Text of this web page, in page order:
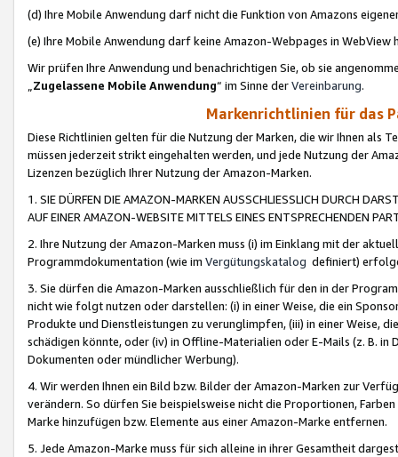
(d) Ihre Mobile Anwendung darf nicht die Funktion von Amazons
(e) Ihre Mobile Anwendung darf keine Amazon-Webpages in WebView
Wir prüfen Ihre Anwendung und benachrichtigen Sie, ob sie
„Zugelassene Mobile Anwendung“ im Sinne derVereinbarung.
Markenrichtlinien für das
Diese Richtlinien gelten für die Nutzung der Marken, die wir Ihnen als
müssen jederzeit strikt eingehalten werden, und jede Nutzung der
Lizenzen bezüglich Ihrer Nutzung der Amazon-Marken.
1. SIE DÜRFEN DIE AMAZON-MARKEN AUSSCHLIESSLICH DURCH
AUF EINER AMAZON-WEBSITE MITTELS EINES ENTSPRECHENDEN
2. Ihre Nutzung der Amazon-Marken muss (i) im Einklang mit der
Programmdokumentation (wie im Vergütungskatalog definiert)
3. Sie dürfen die Amazon-Marken ausschließlich für den in der
nicht wie folgt nutzen oder darstellen: (i) in einer Weise, die ein
Produkte und Dienstleistungen zu verunglimpfen, (iii) in einer Weise,
schädigen könnte, oder (iv) in Offline-Materialien oder E-Mails (z. B. in
Dokumenten oder mündlicher Werbung).
4. Wir werden Ihnen ein Bild bzw. Bilder der Amazon-Marken zur
verändern. So dürfen Sie beispielsweise nicht die Proportionen,
Marke hinzufügen bzw. Elemente aus einer Amazon-Marke entfernen.
5. Jede Amazon-Marke muss für sich alleine in ihrer Gesamtheit